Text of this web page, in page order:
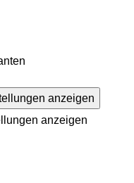
anzeigen
anzeigen